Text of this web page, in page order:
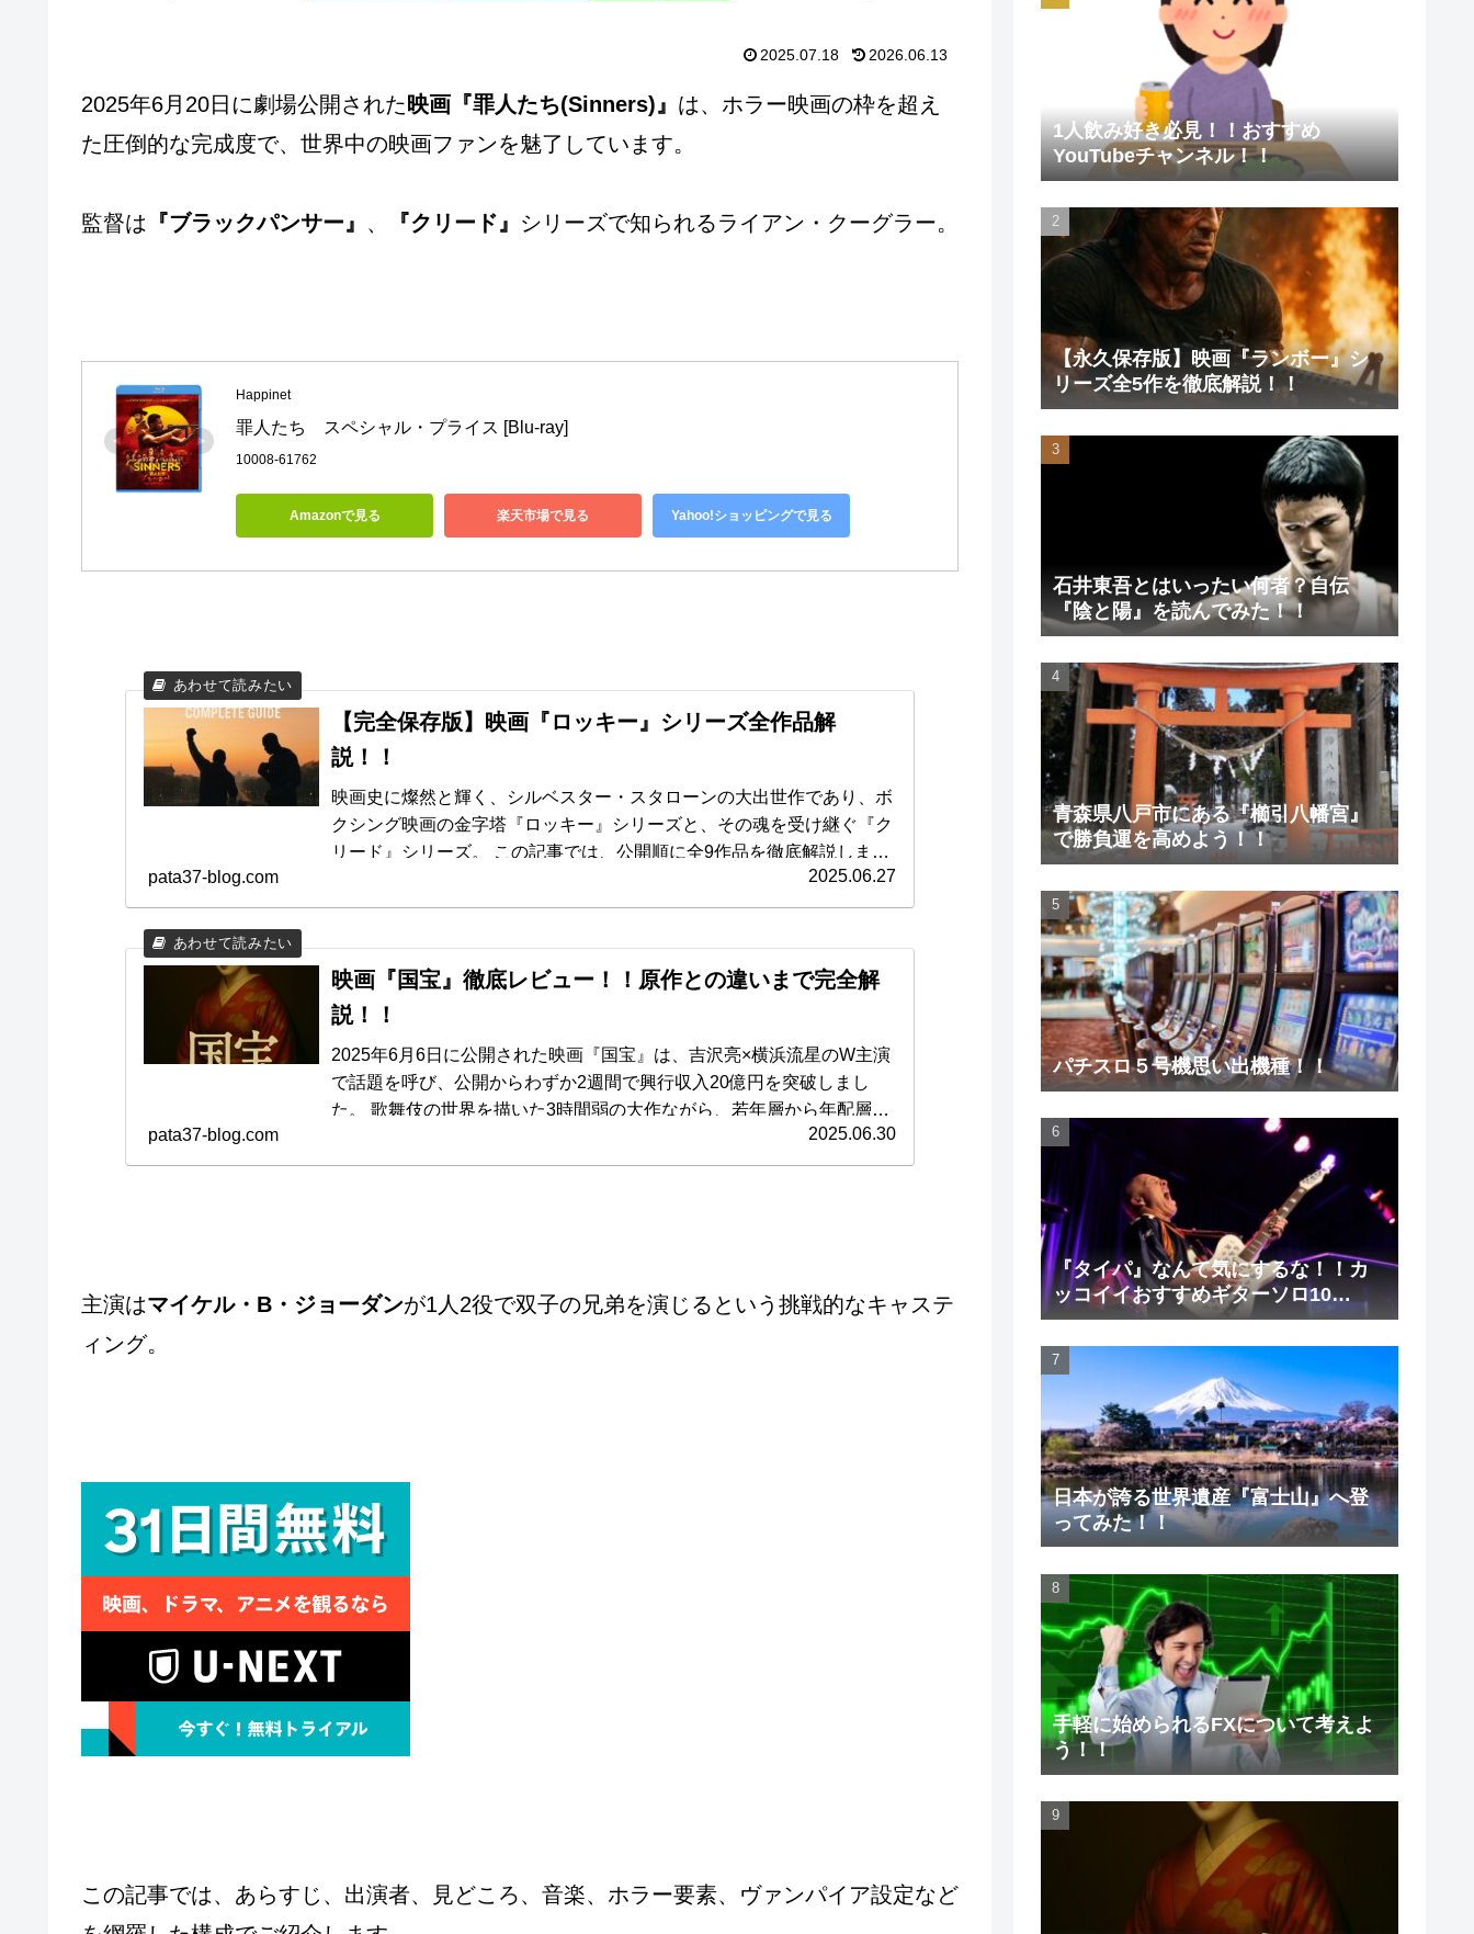
2025.07.18 2026.06.13
2025年6月20日に劇場公開された 映画『罪人たち(Sinners)』 は、ホラー映画の枠を超え
た圧倒的な完成度で、世界中の映画ファンを魅了しています。
監督は 『ブラックパンサー』 、 『クリード』 シリーズで知られるライアン・クーグラー。
Happinet
罪人たち　スペシャル・プライス [Blu-ray]
10008-61762
Amazonで見る 楽天市場で見る Yahoo!ショッピングで見る
【完全保存版】映画『ロッキー』シリーズ全作品解
説！！
映画史に燦然と輝く、シルベスター・スタローンの大出世作であり、ボ
クシング映画の金字塔『ロッキー』シリーズと、その魂を受け継ぐ『ク
リード』シリーズ。 この記事では、公開順に全9作品を徹底解説しま
て観る人から往年のファンまで楽しめる構成となっています。 それで
pata37-blog.com 2025.06.27
映画『国宝』徹底レビュー！！原作との違いまで完全解
説！！
2025年6月6日に公開された映画『国宝』は、吉沢亮×横浜流星のW主演
で話題を呼び、公開からわずか2週間で興行収入20億円を突破しまし
た。 歌舞伎の世界を描いた3時間弱の大作ながら、若年層から年配層ま
すじ、キャスト、見どころ、歌舞伎描写のリアリティ、主演俳優の演技
pata37-blog.com 2025.06.30
主演はマイケル・B・ジョーダンが1人2役で双子の兄弟を演じるという挑戦的なキャステ
ィング。
この記事では、あらすじ、出演者、見どころ、音楽、ホラー要素、ヴァンパイア設定など
1人飲み好き必見！！おすすめ
YouTubeチャンネル！！
【永久保存版】映画『ランボー』シ
リーズ全5作を徹底解説！！
石井東吾とはいったい何者？自伝
『陰と陽』を読んでみた！！
青森県八戸市にある『櫛引八幡宮』
で勝負運を高めよう！！
パチスロ５号機思い出機種！！
『タイパ』なんて気にするな！！カ
ッコイイおすすめギターソロ10
選！！
日本が誇る世界遺産『富士山』へ登
ってみた！！
手軽に始められるFXについて考えよ
う！！